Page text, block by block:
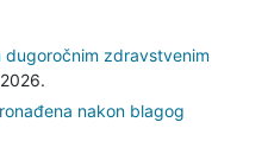
dugoročnim zdravstvenim
nakon blagog